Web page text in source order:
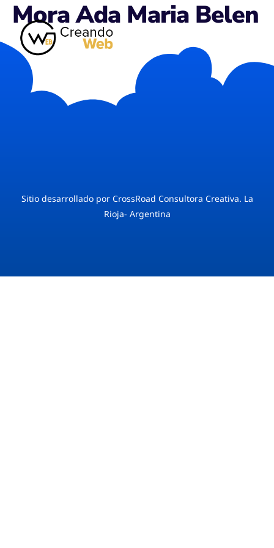
Mora Ada Maria Belen
Sitio desarrollado por CrossRoad Consultora Creativa. La
Rioja- Argentina